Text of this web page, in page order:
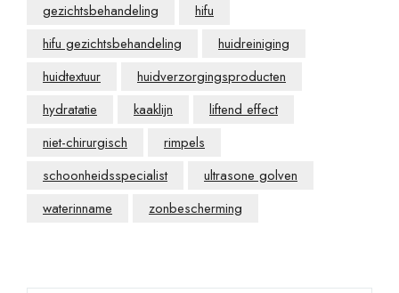
gezichtsbehandeling
hifu
hifu gezichtsbehandeling
huidreiniging
huidtextuur
huidverzorgingsproducten
hydratatie
kaaklijn
liftend effect
niet-chirurgisch
rimpels
schoonheidsspecialist
ultrasone golven
waterinname
zonbescherming